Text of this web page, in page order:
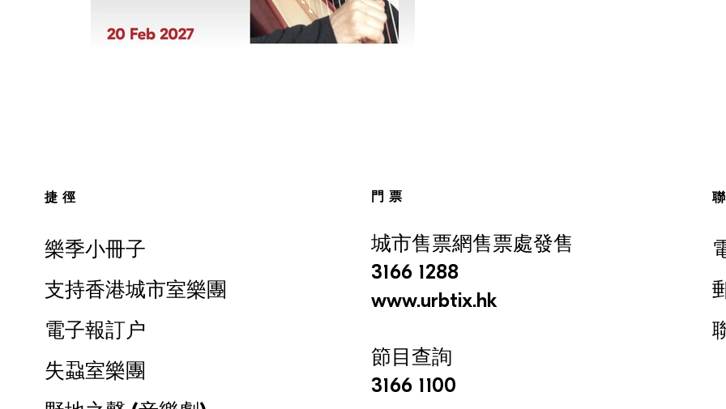
捷徑
樂季小冊子
支持香港城市室樂團
電子報訂户
失蝨室樂團
門票
城市售票網售票處發售
3166 1288
www.urbtix.hk
節目查詢
3166 1100